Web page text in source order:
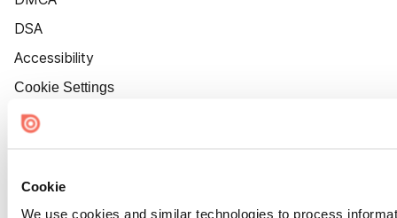
Cookie
We use cookies and similar technologies to process
DSA
Accessibility
Cookie Settings